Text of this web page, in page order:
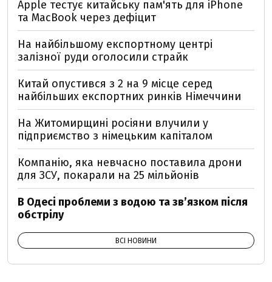
Apple тестує китайську пам'ять для iPhone
та MacBook через дефіцит
На найбільшому експортному центрі
залізної руди оголосили страйк
Китай опустився з 2 на 9 місце серед
найбільших експортних ринків Німеччини
На Житомирщині росіяни влучили у
підприємство з німецьким капіталом
Компанію, яка невчасно поставила дрони
для ЗСУ, покарали на 25 мільйонів
В Одесі проблеми з водою та звʼязком після
обстрілу
ВСІ НОВИНИ